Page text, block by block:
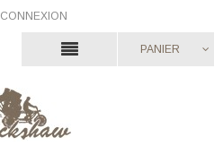
CONNEXION
PANIER